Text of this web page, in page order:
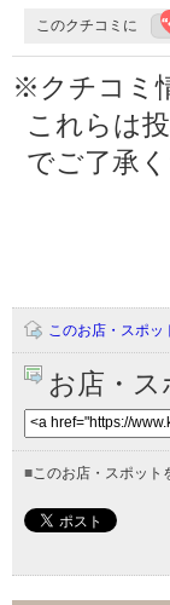
このクチコミに
※クチコミ
これらは
でご了承く
このお店・スポ
お店・
■ このお店・スポット